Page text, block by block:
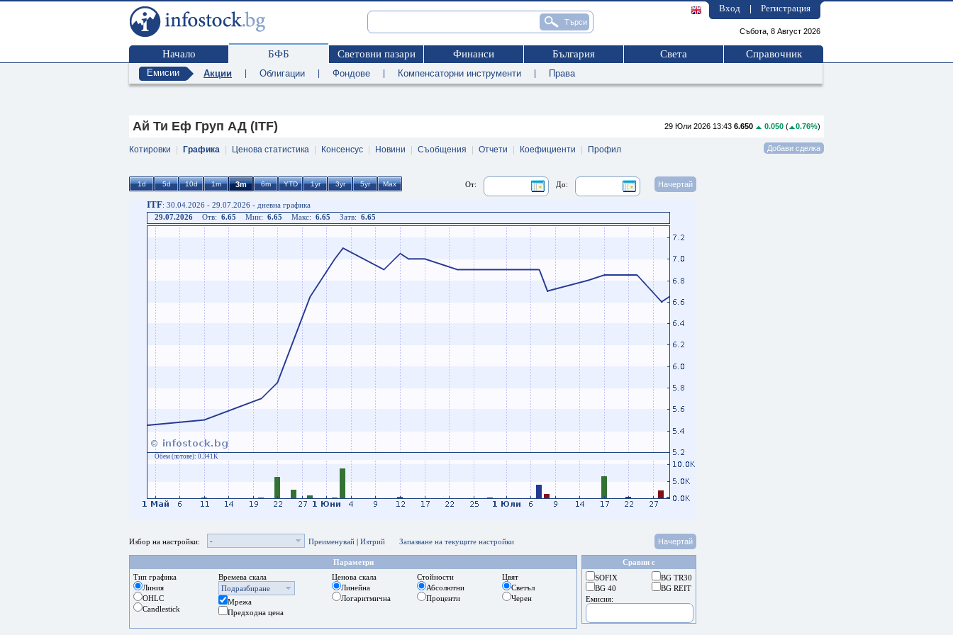
Вход Регистрация
Събота, 8 Август 2026
Начало БФБ Световни пазари Финанси България Света Справочник
Емисии Акции Облигации Фондове Компенсаторни инструменти Права
29 Юли 2026 13:43 6.650 0.050 ( 0.76%)
Ай Ти Еф Груп АД (ITF)
Котировки Графика Ценова статистика Консенсус Новини Съобщения Отчети Коефициенти Профил
До:
От:
ITF: 30.04.2026 - 29.07.2026 - дневна графика
29.07.2026
Отв: 6.65 Мин: 6.65 Макс: 6.65 Затв: 6.65
Обем (лотове): 0.341K
Избор на настройки: - Преименувай | Изтрий Запазване на текущите настройки
Сравни с
BG TR30
BG REIT
SOFIX
BG 40
Емисия:
Параметри
Тип графика
Линия
OHLC
Candlestick
Времева скала
Подразбиране
Мрежа
Предходна цена
Ценова скала
Линейна
Логаритмична
Стойности
Абсолютни
Проценти
Цвят
Светъл
Черен